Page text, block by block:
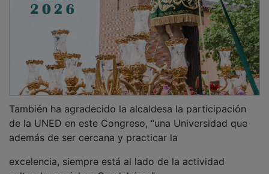
de la UNED en este Congreso, “una Universidad que
además de ser cercana y practicar la
cultural y social en Guadalajara”.